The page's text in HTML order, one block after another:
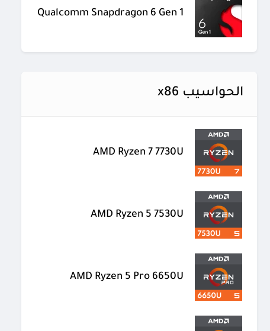
Qualcomm Snapdragon 6 Gen 1
الحواسيب x86
AMD Ryzen 7 7730U
AMD Ryzen 5 7530U
AMD Ryzen 5 Pro 6650U